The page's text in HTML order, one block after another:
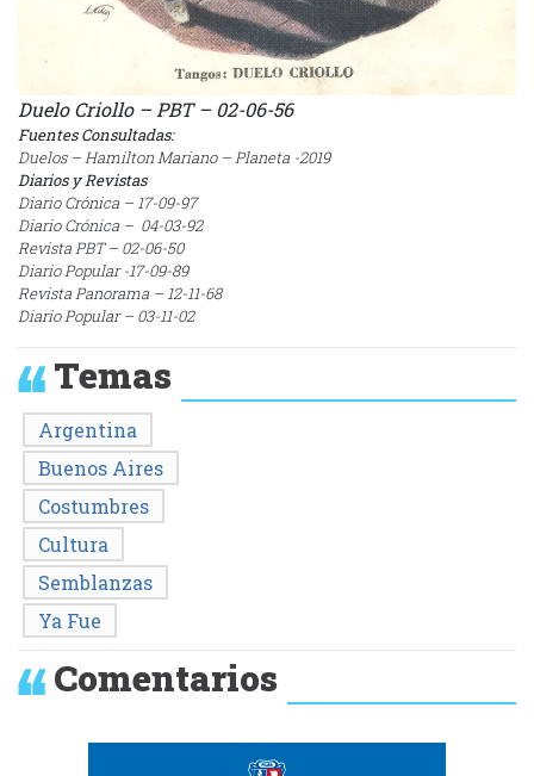
Duelo Criollo – PBT – 02-06-56
Fuentes Consultadas:
Duelos – Hamilton Mariano – Planeta -2019
Diarios y Revistas
Diario Crónica – 17-09-97
Diario Crónica – 04-03-92
Revista PBT – 02-06-50
Diario Popular -17-09-89
Revista Panorama – 12-11-68
Diario Popular – 03-11-02
Temas
Argentina
Buenos Aires
Costumbres
Cultura
Semblanzas
Ya Fue
Comentarios